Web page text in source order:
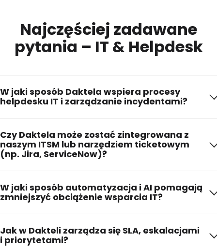
Najczęściej zadawane
pytania – IT & Helpdesk
W jaki sposób Daktela wspiera procesy
helpdesku IT i zarządzanie incydentami?
e-maile, czaty, media społecznościowe, WhatsApp – w
jednym systemie ticketowym. Incydenty można
kategoryzować, eskalować i przypisywać automatycznie
lub ręcznie na podstawie reguł, SLA czy umiejętności.
Czy Daktela może zostać zintegrowana z
naszym ITSM lub narzędziem ticketowym
(np. Jira, ServiceNow)?
integracji z takimi narzędziami jak Jira, ServiceNow,
Zendesk czy systemy własne. Pozwala to
synchronizować tickety, statusy, dane użytkowników i
zasoby pomiędzy platformami.
W jaki sposób automatyzacja i AI pomagają
zmniejszyć obciążenie wsparcia IT?
rutynowe pytania (reset hasła, błędy logowania,
zapytania użytkowników). Dzięki botom i scenariuszom
Jak w Dakteli zarządza się SLA, eskalacjami
i priorytetami?